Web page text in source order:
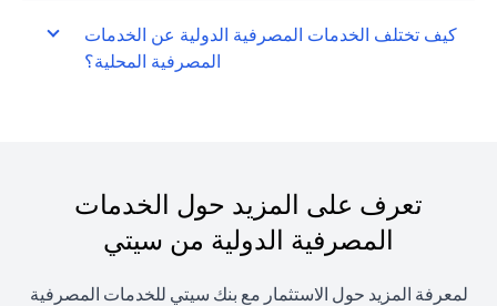
كيف تختلف الخدمات المصرفية الدولية عن الخدمات
المصرفية المحلية؟
تعرف على المزيد حول الخدمات
المصرفية الدولية من سيتي
لمعرفة المزيد حول الاستثمار مع بنك سيتي للخدمات المصرفية